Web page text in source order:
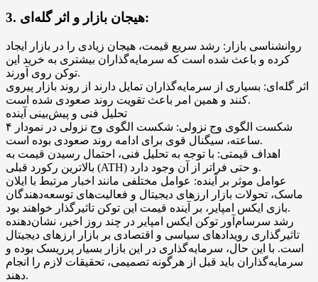
3. هیجان بازار و اثر گله‌ای:
روانشناسی بازار: رشد سریع قیمت، هیجان زیادی را در بازار ایجاد
کرده و باعث شده است که سرمایه‌گذاران بیشتری به خرید این
توکن روی آورند.
اثر گله‌ای: بسیاری از سرمایه‌گذاران تمایل دارند از روند بازار پیروی
کنند و همین امر باعث تقویت روند صعودی شده است.
تحلیل فنی و پیش‌بینی آینده
شکست الگوی وج نزولی: شکست الگوی وج نزولی در نمودار ۴
ساعته، سیگنال قوی برای ادامه روند صعودی بوده است.
اهداف قیمتی: با توجه به تحلیل فنی، احتمال رسیدن قیمت به
بالاترین رکورد قبلی (ATH) و حتی فراتر از آن وجود دارد.
عوامل موثر بر آینده: عوامل مختلفی مانند اخبار مرتبط با ایلان
ماسک، تحولات بازار ارزهای دیجیتال و فعالیت‌های توسعه‌دهندگان
بازی ایکس امپایر، بر آینده قیمت این توکن تاثیرگذار خواهند بود.
رشد سرسام‌آور توکن ایکس امپایر در چند روز اخیر، نشان‌دهنده
تاثیرگذاری رویدادهای سیاسی و اقتصادی بر بازار ارزهای دیجیتال
است. با این حال، سرمایه‌گذاری در این بازار بسیار پرریسک بوده و
سرمایه‌گذاران باید قبل از هرگونه تصمیمی، تحقیقات لازم را انجام
دهند.